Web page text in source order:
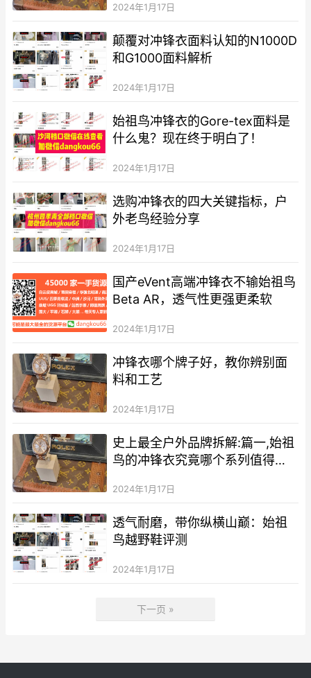
2024年1月17日
颠覆对冲锋衣面料认知的N1000D
和G1000面料解析
2024年1月17日
始祖鸟冲锋衣的Gore-tex面料是
什么鬼？现在终于明白了！
2024年1月17日
选购冲锋衣的四大关键指标，户
外老鸟经验分享
2024年1月17日
国产eVent高端冲锋衣不输始祖鸟
Beta AR，透气性更强更柔软
2024年1月17日
冲锋衣哪个牌子好，教你辨别面
料和工艺
2024年1月17日
史上最全户外品牌拆解:篇一,始祖
鸟的冲锋衣究竟哪个系列值得
2024年1月17日
透气耐磨，带你纵横山巅：始祖
鸟越野鞋评测
2024年1月17日
下一页 »